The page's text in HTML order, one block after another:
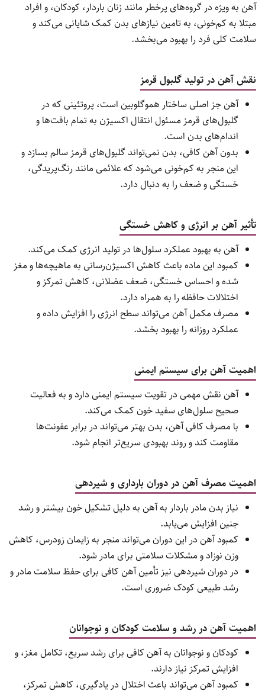
نمی‌آید.
نکات مصرف: بهتر است بلافاصله بعد از حل شدن مصرف شود
تا اثرگذاری کامل حفظ شود.
فواید مصرف مکمل آهن برای سلامت بدن
آهن یکی از مهم‌ترین مواد معدنی مورد نیاز بدن است که نقش حیاتی
در حفظ سلامت و عملکرد صحیح اندام‌ها دارد. این ماده معدنی در
فرآیندهای متعددی از جمله تولید گلبول‌های قرمز، حمل اکسیژن، و
تولید انرژی دخالت مستقیم دارد. کمبود آهن می‌تواند باعث بروز
ضعف سیستم ایمنی، و اختلال در رشد کودکان. استفاده از مکمل
آهن به ویژه در گروه‌های پرخطر مانند زنان باردار، کودکان، و افراد
مبتلا به کم‌خونی، به تامین نیازهای بدن کمک شایانی می‌کند و
سلامت کلی فرد را بهبود می‌بخشد.
نقش آهن در تولید گلبول قرمز
آهن جز اصلی ساختار هموگلوبین است، پروتئینی که در
اندام‌های بدن است.
بدون آهن کافی، بدن نمی‌تواند گلبول‌های قرمز سالم بسازد و
این منجر به کم‌خونی می‌شود که علائمی مانند رنگ‌پریدگی،
خستگی و ضعف را به دنبال دارد.
آهن به بهبود عملکرد سلول‌ها در تولید انرژی کمک می‌کند.
کمبود این ماده باعث کاهش اکسیژن‌رسانی به ماهیچه‌ها و مغز
شده و احساس خستگی، ضعف عضلانی، کاهش تمرکز و
اختلالات حافظه را به همراه دارد.
مصرف مکمل آهن می‌تواند سطح انرژی را افزایش داده و
عملکرد روزانه را بهبود بخشد.
آهن نقش مهمی در تقویت سیستم ایمنی دارد و به فعالیت
صحیح سلول‌های سفید خون کمک می‌کند.
با مصرف کافی آهن، بدن بهتر می‌تواند در برابر عفونت‌ها
مقاومت کند و روند بهبودی سریع‌تر انجام شود.